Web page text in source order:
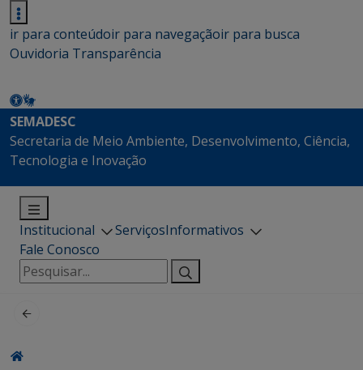
ir para conteúdoir para navegaçãoir para busca
Ouvidoria Transparência
SEMADESC
Secretaria de Meio Ambiente, Desenvolvimento, Ciência,
Tecnologia e Inovação
Institucional ServiçosInformativos
Fale Conosco
Pesquisar
por: